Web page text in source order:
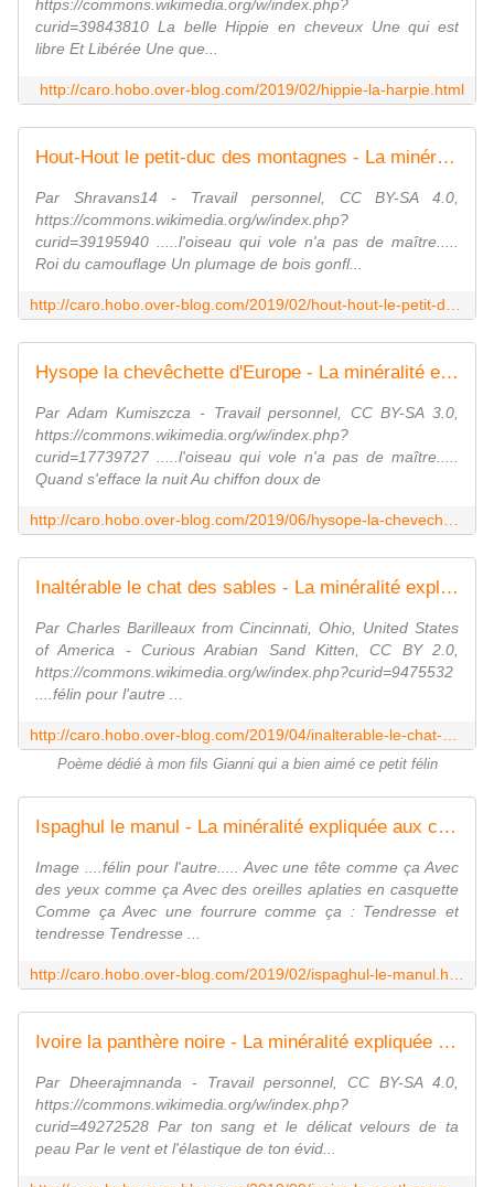
https://commons.wikimedia.org/w/index.php?
curid=39843810 La belle Hippie en cheveux Une qui est
libre Et Libérée Une que...
http://caro.hobo.over-blog.com/2019/02/hippie-la-harpie.html
Hout-Hout le petit-duc des montagnes - La minéralité expliquée aux cailloux
Par Shravans14 - Travail personnel, CC BY-SA 4.0,
https://commons.wikimedia.org/w/index.php?
curid=39195940 .....l'oiseau qui vole n'a pas de maître.....
Roi du camouflage Un plumage de bois gonfl...
Hysope la chevêchette d'Europe - La minéralité expliquée aux cailloux
Par Adam Kumiszcza - Travail personnel, CC BY-SA 3.0,
https://commons.wikimedia.org/w/index.php?
curid=17739727 .....l'oiseau qui vole n'a pas de maître.....
Quand s'efface la nuit Au chiffon doux de
Inaltérable le chat des sables - La minéralité expliquée aux cailloux
Par Charles Barilleaux from Cincinnati, Ohio, United States
of America - Curious Arabian Sand Kitten, CC BY 2.0,
https://commons.wikimedia.org/w/index.php?curid=9475532
....félin pour l'autre ...
Poème dédié à mon fils Gianni qui a bien aimé ce petit félin
Ispaghul le manul - La minéralité expliquée aux cailloux
Image ....félin pour l'autre..... Avec une tête comme ça Avec
des yeux comme ça Avec des oreilles aplaties en casquette
Comme ça Avec une fourrure comme ça : Tendresse et
tendresse Tendresse ...
Ivoire la panthère noire - La minéralité expliquée aux cailloux
Par Dheerajmnanda - Travail personnel, CC BY-SA 4.0,
https://commons.wikimedia.org/w/index.php?
curid=49272528 Par ton sang et le délicat velours de ta
peau Par le vent et l'élastique de ton évid...